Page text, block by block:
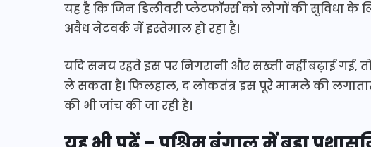
यह है कि जिन डिलीवरी प्लेटफॉर्म्स को लोगों की सुविधा के
अवैध नेटवर्क में इस्तेमाल हो रहा है।
यदि समय रहते इस पर निगरानी और सख्ती नहीं बढ़ाई
ले सकता है। फिलहाल, द लोकतंत्र इस पूरे मामले की
की भी जांच की जा रही है।